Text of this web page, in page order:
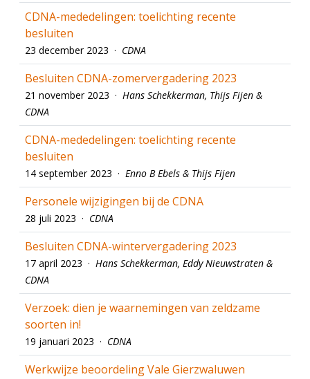
CDNA-mededelingen: toelichting recente
besluiten
23 december 2023 · CDNA
Besluiten CDNA-zomervergadering 2023
21 november 2023 · Hans Schekkerman, Thijs Fijen &
CDNA
CDNA-mededelingen: toelichting recente
besluiten
14 september 2023 · Enno B Ebels & Thijs Fijen
Personele wijzigingen bij de CDNA
28 juli 2023 · CDNA
Besluiten CDNA-wintervergadering 2023
17 april 2023 · Hans Schekkerman, Eddy Nieuwstraten &
CDNA
Verzoek: dien je waarnemingen van zeldzame
soorten in!
19 januari 2023 · CDNA
Werkwijze beoordeling Vale Gierzwaluwen